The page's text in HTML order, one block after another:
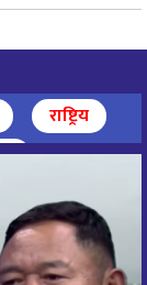
सुरुवात गर्दै,
दर्शन गरि
राष्ट्रिय